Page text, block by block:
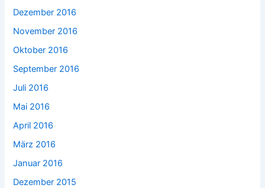
Dezember 2016
November 2016
Oktober 2016
September 2016
Juli 2016
Mai 2016
April 2016
März 2016
Januar 2016
Dezember 2015